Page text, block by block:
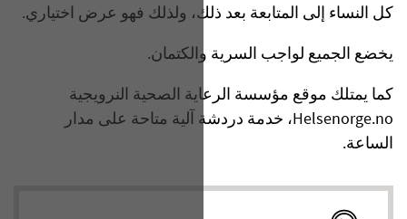
كل النساء إلى المتابعة بعد ذلك، ولذلك فهو عرض اختياري.
يخضع الجميع لواجب السرية والكتمان.
كما يمتلك موقع مؤسسة الرعاية الصحية النرويجية
Helsenorge.no، خدمة دردشة آلية متاحة على مدار
الساعة.